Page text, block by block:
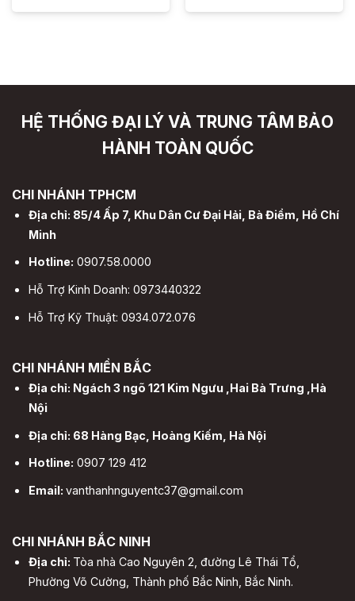
HỆ THỐNG ĐẠI LÝ VÀ TRUNG TÂM BẢO
HÀNH TOÀN QUỐC
CHI NHÁNH TPHCM
Địa chỉ: 85/4 Ấp 7, Khu Dân Cư Đại Hải, Bà Điểm, Hồ Chí
Minh
Hotline: 0907.58.0000
Hỗ Trợ Kinh Doanh: 0973440322
Hỗ Trợ Kỹ Thuật: 0934.072.076
CHI NHÁNH MIỀN BẮC
Địa chỉ: Ngách 3 ngõ 121 Kim Ngưu ,Hai Bà Trưng ,Hà
Nội
Địa chỉ: 68 Hàng Bạc, Hoàng Kiếm, Hà Nội
Hotline: 0907 129 412
Email: vanthanhnguyentc37@gmail.com
CHI NHÁNH BẮC NINH
Địa chỉ: Tòa nhà Cao Nguyên 2, đường Lê Thái Tổ,
Phường Võ Cường, Thành phố Bắc Ninh, Bắc Ninh.